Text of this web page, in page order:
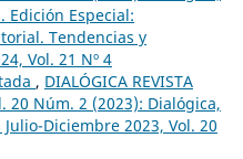
Especial:
Tendencias y
Vol. 21 Nº 4
, DIALÓGICA REVISTA
20 Núm. 2 (2023): Dialógica,
Diciembre 2023, Vol. 20